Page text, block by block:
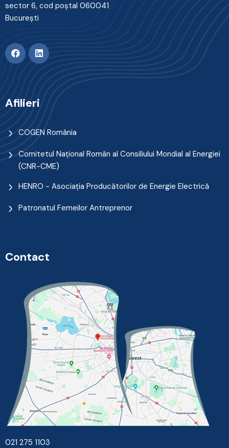
sector 6, cod poştal 060041
Bucureşti
Afilieri
COGEN România
Comitetul Naţional Român al Consiliului Mondial al Energiei
(CNR-CME)
HENRO - Asociația Producătorilor de Energie Electrică
Patronatul Femeilor Antreprenor
Contact
021 275 1103